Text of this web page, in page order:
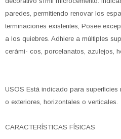
paredes, permitiendo renovar los
terminaciones existentes, Posee
a los quiebres. Adhiere a múltiples
cerámi- cos, porcelanatos, azulejos,
USOS Está indicado para superficies
o exteriores, horizontales o verticales.
CARACTERÍSTICAS FÍSICAS